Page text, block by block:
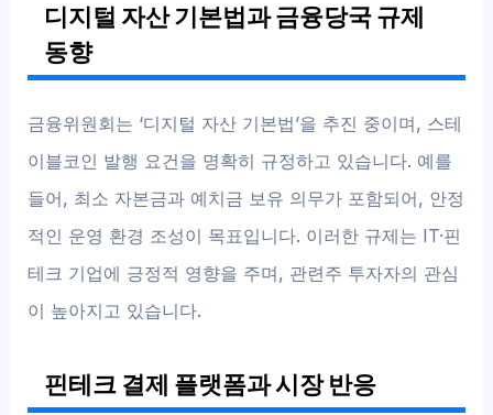
디지털 자산 기본법과 금융당국 규제
동향
금융위원회는 ‘디지털 자산 기본법’을 추진 중이며, 스테
이블코인 발행 요건을 명확히 규정하고 있습니다. 예를
들어, 최소 자본금과 예치금 보유 의무가 포함되어, 안정
적인 운영 환경 조성이 목표입니다. 이러한 규제는 IT·핀
테크 기업에 긍정적 영향을 주며, 관련주 투자자의 관심
이 높아지고 있습니다.
핀테크 결제 플랫폼과 시장 반응